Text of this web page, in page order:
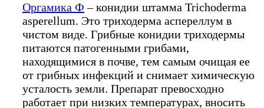
Оргамика Ф – конидии штамма Trichoderma
asperellum. Это триходерма аспереллум в
чистом виде. Грибные конидии триходермы
питаются патогенными грибами,
находящимися в почве, тем самым очищая ее
от грибных инфекций и снимает химическую
усталость земли. Препарат превосходно
работает при низких температурах, вносить